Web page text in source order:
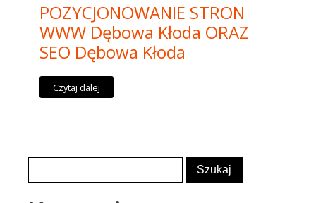
POZYCJONOWANIE STRON
WWW Dębowa Kłoda ORAZ
SEO Dębowa Kłoda
Czytaj dalej